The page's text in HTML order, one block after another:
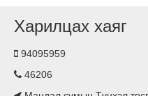
Нус цэрээ бүү хая‼ Гудамжинд
өвчин тархах эрсдли
https://scontent.fuln5-
Харилцах хаяг
94095959
46206